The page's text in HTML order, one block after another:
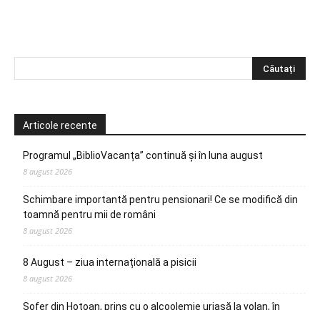
Articole recente
Programul „BiblioVacanța” continuă și în luna august
8 august 2026
Schimbare importantă pentru pensionari! Ce se modifică din
toamnă pentru mii de români
8 august 2026
8 August – ziua internațională a pisicii
8 august 2026
Șofer din Hotoan, prins cu o alcoolemie uriașă la volan, în